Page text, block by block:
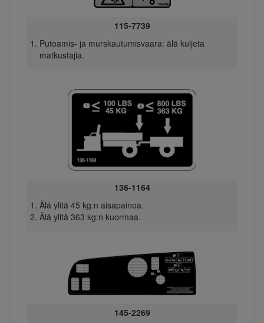
115-7739
Putoamis- ja murskautumisvaara: älä kuljeta
matkustajia.
136-1164
Älä ylitä 45 kg:n aisapainoa.
Älä ylitä 363 kg:n kuormaa.
145-2269